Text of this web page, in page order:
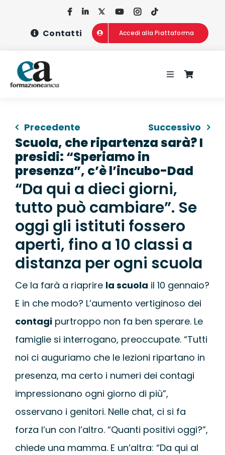
Contatti Accedi alla Piattaforma
Toggle
CHI SIAMO
CONCORSI
CORSI DI
WEBINAR
UNIVERSITÀ
SCUOLA
Precedente Successivo
Scuola, che ripartenza sarà? I
presidi: “Speriamo in
presenza”, c’è l’incubo-Dad
“Da qui a dieci giorni,
tutto può cambiare”. Se
oggi gli istituti fossero
aperti, fino a 10 classi a
distanza per ogni scuola
Ce la farà a riaprire la scuola il 10 gennaio?
E in che modo? L’aumento vertiginoso dei
contagipurtroppo non fa ben sperare. Le
famiglie si interrogano, preoccupate. “Tutti
noi ci auguriamo che le lezioni ripartano in
presenza, ma certo i numeri dei contagi
impressionano ogni giorno di più”,
osservano i genitori. Nelle chat, ci si fa
forza l’un con l’altro. “Quanti positivi oggi?”,
chiede una mamma. E un’altra: “Da qui al